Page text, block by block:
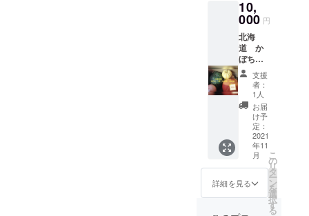
す 送料
が1000
～地域
によっ
て2000
円前後
かかり
ます…
リター
ン金額
は送料
込みの
設定で
す。
今の時
期はほ
少し置
くと
もっと
あまー
くなり
ます ど
のかぼ
ちゃが
いいか
メッ
セージ
でお知
らせく
ださ
湿に弱
い野菜
ですの
で、基
本的に
は冷蔵
庫に入
れるよ
りも、
風通し
が良
く、日
の当た
らない
常温の
場所で
保管す
10,
000 円
北海
道 か
ぼちゃ
コース
10キ
ロ ロ
ロンか
ぼちゃ
雪化粧
栗かぼ
ちゃ 赤
皮栗か
ぼちゃ
のなか
から、
ちゃ4~5
支援
者：
1人
お届
け予
定：
2021
年11
月
詳細を見る
こ
の
リ
タ
ー
ン
を
選
択
す
る